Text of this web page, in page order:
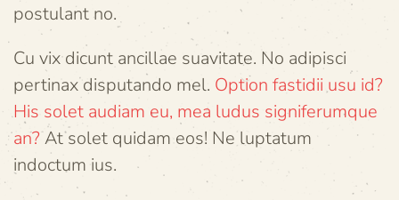
postulant no.
Cu vix dicunt ancillae suavitate. No adipisci
pertinax disputando mel. Option fastidii usu id?
His solet audiam eu, mea ludus signiferumque
an?At solet quidam eos! Ne luptatum
indoctum ius.